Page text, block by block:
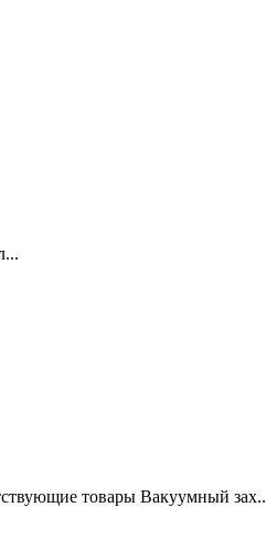
товары Вакуумный зах..